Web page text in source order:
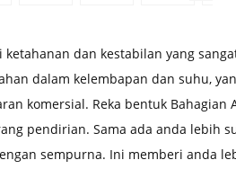
ketahanan dan kestabilan yang
dalam kelembapan dan suhu,
komersial. Reka bentuk
pendirian. Sama ada anda lebih
sempurna. Ini memberi anda